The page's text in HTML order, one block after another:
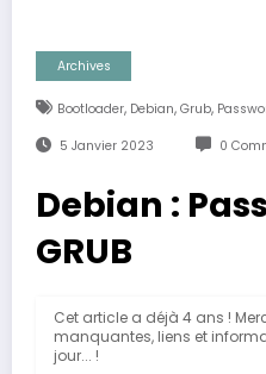
Archives
Bootloader, Debian, Grub,
5 Janvier 2023 0
Debian :
GRUB
Cet article a déjà 4 ans !
manquantes, liens et
jour... !